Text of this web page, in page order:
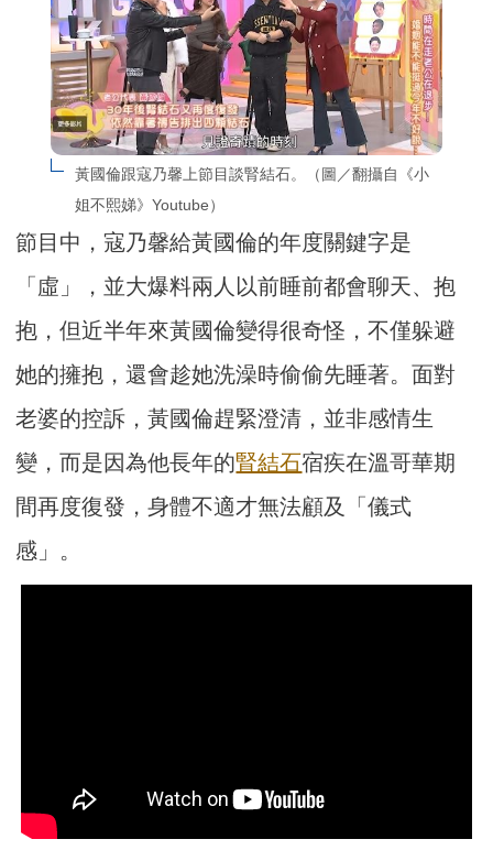
黃國倫跟寇乃馨上節目談腎結石。（圖／翻攝自《小
姐不熙娣》Youtube）
節目中，寇乃馨給黃國倫的年度關鍵字是
「虛」，並大爆料兩人以前睡前都會聊天、抱
抱，但近半年來黃國倫變得很奇怪，不僅躲避
她的擁抱，還會趁她洗澡時偷偷先睡著。面對
老婆的控訴，黃國倫趕緊澄清，並非感情生
變，而是因為他長年的腎結石宿疾在溫哥華期
間再度復發，身體不適才無法顧及「儀式
感」。